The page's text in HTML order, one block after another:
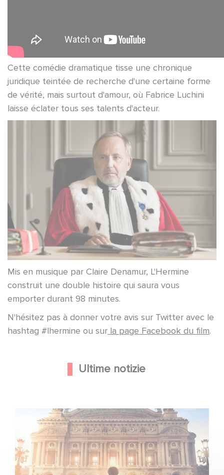
Cette comédie dramatique tisse une chronique
juridique teintée de recherche d'une certaine forme
de vérité, mais surtout d'amour, où Fabrice Luchini
laisse éclater tous ses talents d'acteur.
Mis en musique par Claire Denamur, L'Hermine
construit une double histoire qui saura vous
emporter durant 98 minutes.
N'hésitez pas à donner votre avis sur Twitter avec le
hashtag #lhermine ou sur la page Facebook du film.
Ultime notizie
Gaumont e Good Hero annunciano il seguito di Ballerina